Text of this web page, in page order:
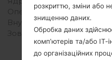
Оперативна память
Внутрішня память
Зовнішня память
розкриттю, зміни або
знищенню даних.
Обробка даних
комп’ютерів та/або ІТ-
до організаційних